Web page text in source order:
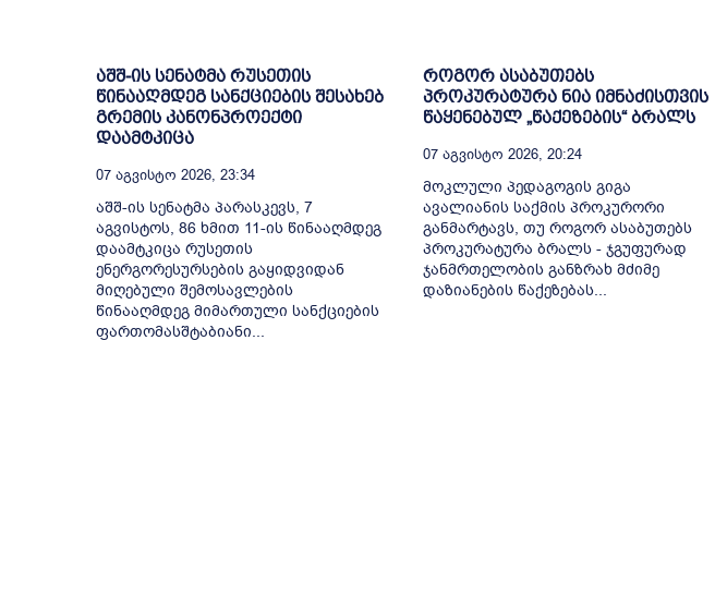
აშშ-ის სენატმა რუსეთის
წინააღმდეგ სანქციების შესახებ
გრემის კანონპროექტი
დაამტკიცა
07 Აგვისტო 2026, 23:34
აშშ-ის სენატმა პარასკევს, 7
აგვისტოს, 86 ხმით 11-ის წინააღმდეგ
დაამტკიცა რუსეთის
ენერგორესურსების გაყიდვიდან
მიღებული შემოსავლების
წინააღმდეგ მიმართული სანქციების
ფართომასშტაბიანი...
როგორ ასაბუთებს
პროკურატურა ნია იმნაძისთვის
წაყენებულ „წაქეზების“ ბრალს
07 Აგვისტო 2026, 20:24
მოკლული პედაგოგის გიგა
ავალიანის საქმის პროკურორი
განმარტავს, თუ როგორ ასაბუთებს
პროკურატურა ბრალს - ჯგუფურად
ჯანმრთელობის განზრახ მძიმე
დაზიანების წაქეზებას...